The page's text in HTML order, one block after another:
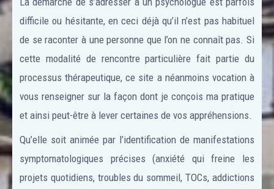
difficile ou hésitante, en ceci déjà qu’il n’est pas habituel
de se raconter à une personne que l’on ne connaît pas. Si
cette modalité de rencontre particulière fait partie du
processus thérapeutique, ce site a néanmoins vocation à
vous renseigner sur la façon dont je conçois ma pratique
et ainsi peut-être à lever certaines de vos appréhensions.
Qu’elle soit animée par l’identification de manifestations
symptomatologiques précises (anxiété qui freine les
projets quotidiens, troubles du sommeil, TOCs, addictions